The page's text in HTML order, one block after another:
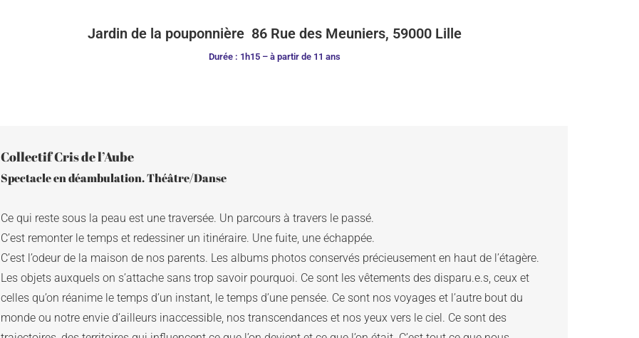
Jardin de la pouponnière 86 Rue des Meuniers, 59000 Lille
Durée : 1h15 – à partir de 11 ans
Collectif Cris de l’Aube
Ce qui reste sous la peau est une traversée. Un parcours à travers le passé.
C’est remonter le temps et redessiner un itinéraire. Une fuite, une échappée.
C’est l’odeur de la maison de nos parents. Les albums photos conservés précieusement en haut de l’étagère.
Les objets auxquels on s’attache sans trop savoir pourquoi. Ce sont les vêtements des disparu.e.s, ceux et
celles qu’on réanime le temps d’un instant, le temps d’une pensée. Ce sont nos voyages et l’autre bout du
monde ou notre envie d’ailleurs inaccessible, nos transcendances et nos yeux vers le ciel. Ce sont des